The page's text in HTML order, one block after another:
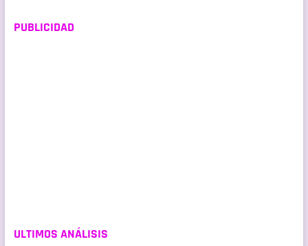
PUBLICIDAD
ULTIMOS ANÁLISIS